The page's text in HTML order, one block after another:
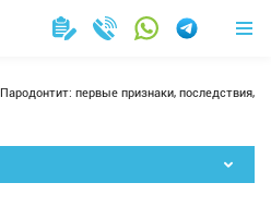
Пародонтит: первые признаки, последствия,